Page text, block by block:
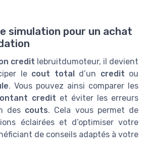
simulation pour un achat
credit lebruitdumoteur, il devient
le cout totald’un credit ou
. Vous pouvez ainsi comparer les
credit et éviter les erreurs
des couts. Cela vous permet de
éclairées et d’optimiser votre
de conseils adaptés à votre